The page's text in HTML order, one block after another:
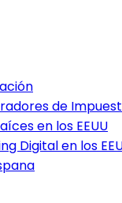
de
en los EEUU
Digital en los